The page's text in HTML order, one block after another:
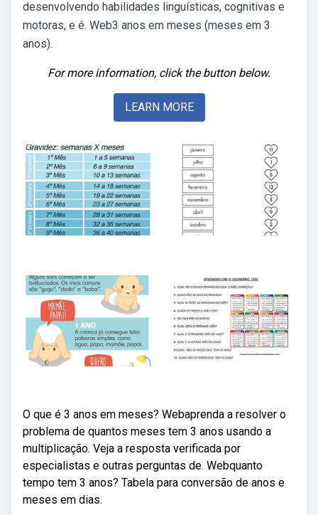
desenvolvendo habilidades linguísticas, cognitivas e
motoras, e é. Web3 anos em meses (meses em 3
anos).
For more information, click the button below.
LEARN MORE
O que é 3 anos em meses? Webaprenda a resolver o
problema de quantos meses tem 3 anos usando a
multiplicação. Veja a resposta verificada por
especialistas e outras perguntas de. Webquanto
tempo tem 3 anos? Tabela para conversão de anos e
meses em dias.